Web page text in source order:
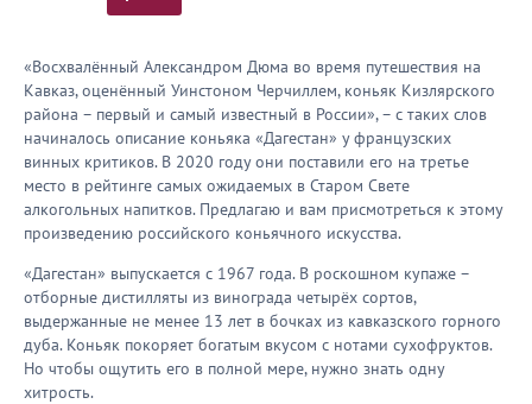
«Восхвалённый Александром Дюма во время путешествия на
Кавказ, оценённый Уинстоном Черчиллем, коньяк Кизлярского
района – первый и самый известный в России», – с таких слов
начиналось описание коньяка «Дагестан» у французских
винных критиков. В 2020 году они поставили его на третье
место в рейтинге самых ожидаемых в Старом Свете
алкогольных напитков. Предлагаю и вам присмотреться к этому
произведению российского коньячного искусства.
«Дагестан» выпускается с 1967 года. В роскошном купаже –
отборные дистилляты из винограда четырёх сортов,
выдержанные не менее 13 лет в бочках из кавказского горного
дуба. Коньяк покоряет богатым вкусом с нотами сухофруктов.
Но чтобы ощутить его в полной мере, нужно знать одну
хитрость.